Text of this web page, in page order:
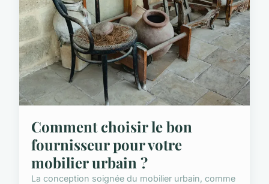
Comment choisir le bon
fournisseur pour votre
mobilier urbain ?
La conception soignée du mobilier urbain, comme